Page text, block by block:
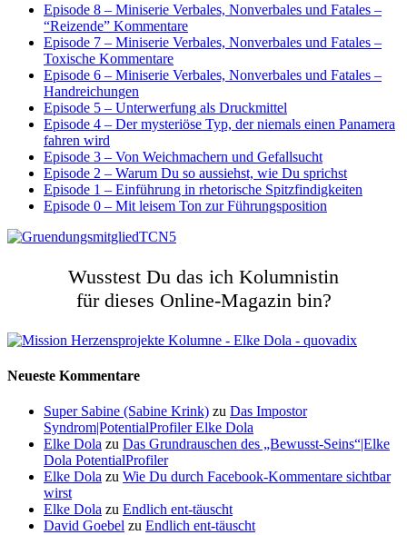
Episode 8 – Miniserie Verbales, Nonverbales und Fatales –
“Reizende” Kommentare
Episode 7 – Miniserie Verbales, Nonverbales und Fatales –
Toxische Kommentare
Episode 6 – Miniserie Verbales, Nonverbales und Fatales –
Handreichungen
Episode 5 – Unterwerfung als Druckmittel
Episode 4 – Der mysteriöse Typ, der niemals einen Panamera
fahren wird
Episode 3 – Von Weichmachern und Gefallsucht
Episode 2 – Warum Du so aussiehst, wie Du sprichst
Episode 1 – Einführung in rhetorische Spitzfindigkeiten
Episode 0 – Mit leisem Ton zur Führungsposition
Wusstest Du das ich Kolumnistin
für dieses Online-Magazin bin?
Neueste Kommentare
Super Sabine (Sabine Krink) zu Das Impostor
Syndrom|PotentialProfiler Elke Dola
Elke Dola zu Das Grundrauschen des „Bewusst-Seins“|Elke
Dola PotentialProfiler
Elke Dola zu Wie Du durch Facebook-Kommentare sichtbar
wirst
Elke Dola zu Endlich ent-täuscht
David Goebel zu Endlich ent-täuscht